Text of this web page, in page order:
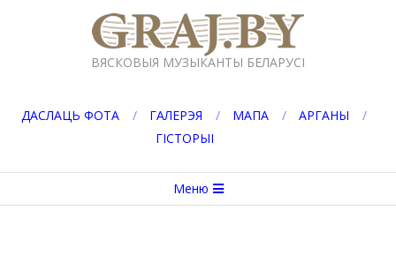
GRAJ.BY
ВЯСКОВЫЯ МУЗЫКАНТЫ БЕЛАРУСІ
ДАСЛАЦЬ ФОТА ГАЛЕРЭЯ МАПА
АРГАНЫ
ГІСТОРЫІ
меню
Меню